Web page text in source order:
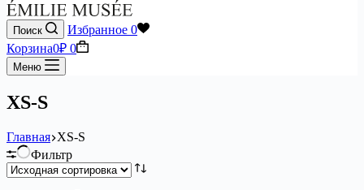
Поиск Избранное 0
Корзина0₽ 0
Меню
XS-S
Главная XS-S
Фильтр